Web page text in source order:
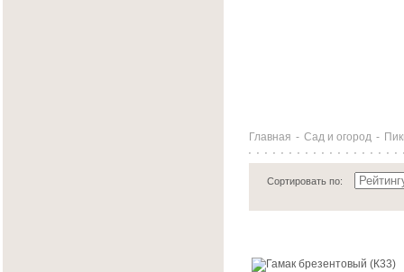
Главная - Сад и огород -
Сортировать по: